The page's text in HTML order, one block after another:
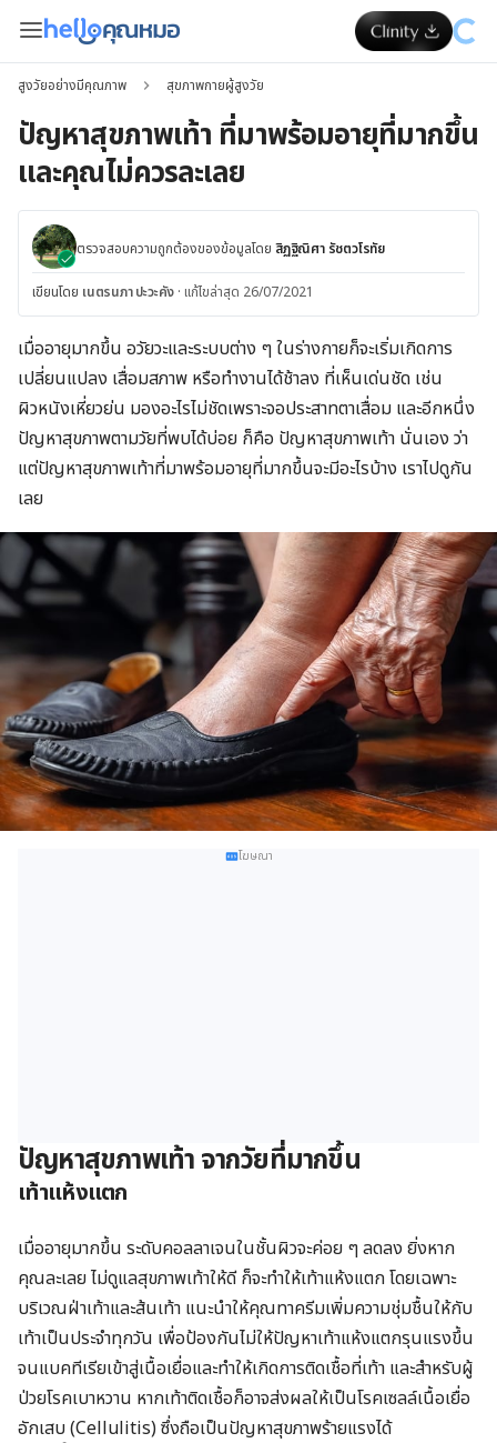
สูงวัยอย่างมีคุณภาพ สุขภาพกายผู้สูงวัย
ปัญหาสุขภาพเท้า ที่มาพร้อมอายุที่มากขึ้น
และคุณไม่ควรละเลย
ตรวจสอบความถูกต้องของข้อมูลโดย สิฏฐิณิศา รัชตวโรทัย
เขียนโดย เนตรนภา ปะวะคัง · แก้ไขล่าสุด 26/07/2021
เมื่ออายุมากขึ้น อวัยวะและระบบต่าง ๆ ในร่างกายก็จะเริ่มเกิดการ
เปลี่ยนแปลง เสื่อมสภาพ หรือทำงานได้ช้าลง ที่เห็นเด่นชัด เช่น
ผิวหนังเหี่ยวย่น มองอะไรไม่ชัดเพราะจอประสาทตาเสื่อม และอีกหนึ่ง
ปัญหาสุขภาพตามวัยที่พบได้บ่อย ก็คือ ปัญหาสุขภาพเท้า นั่นเอง ว่า
แต่ปัญหาสุขภาพเท้าที่มาพร้อมอายุที่มากขึ้นจะมีอะไรบ้าง เราไปดูกัน
เลย
โฆษณา
ปัญหาสุขภาพเท้า จากวัยที่มากขึ้น
เท้าแห้งแตก
เมื่ออายุมากขึ้น ระดับคอลลาเจนในชั้นผิวจะค่อย ๆ ลดลง ยิ่งหาก
คุณละเลย ไม่ดูแลสุขภาพเท้าให้ดี ก็จะทำให้เท้าแห้งแตก โดยเฉพาะ
บริเวณฝ่าเท้าและส้นเท้า แนะนำให้คุณทาครีมเพิ่มความชุ่มชื้นให้กับ
เท้าเป็นประจำทุกวัน เพื่อป้องกันไม่ให้ปัญหาเท้าแห้งแตกรุนแรงขึ้น
จนแบคทีเรียเข้าสู่เนื้อเยื่อและทำให้เกิดการติดเชื้อที่เท้า และสำหรับผู้
ป่วยโรคเบาหวาน หากเท้าติดเชื้อก็อาจส่งผลให้เป็นโรคเซลล์เนื้อเยื่อ
อักเสบ (Cellulitis) ซึ่งถือเป็นปัญหาสุขภาพร้ายแรงได้